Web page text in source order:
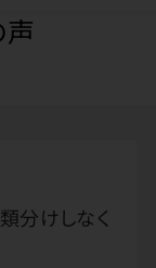
声
分けしなく